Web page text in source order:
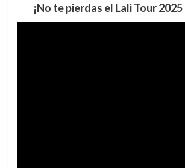
¡No te pierdas el Lali Tour